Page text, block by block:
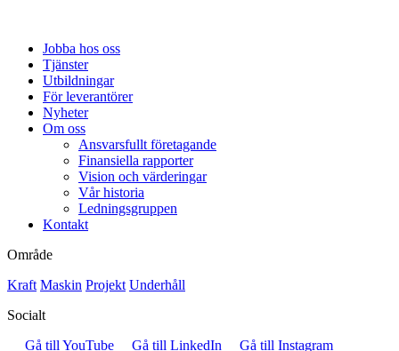
Jobba hos oss
Tjänster
Utbildningar
För leverantörer
Nyheter
Om oss
Ansvarsfullt företagande
Finansiella rapporter
Vision och värderingar
Vår historia
Ledningsgruppen
Kontakt
Område
Kraft Maskin Projekt Underhåll
Socialt
Gå till YouTube
Gå till LinkedIn Gå till Instagram